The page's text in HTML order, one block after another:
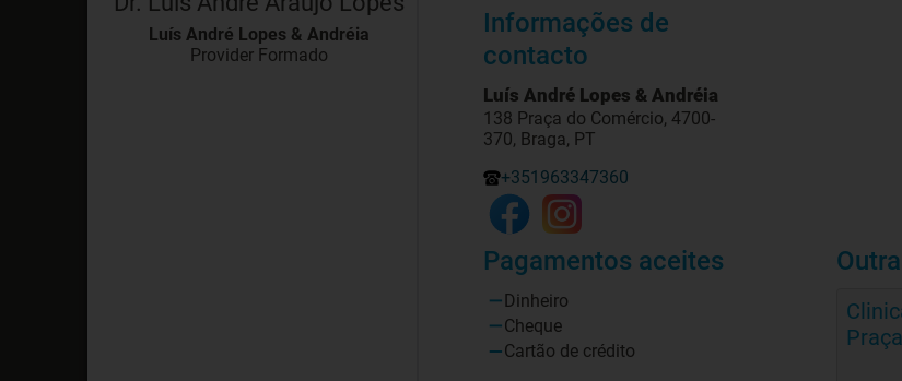
Luís André Lopes & Andréia
Provider Formado
Informações de
contacto
Luís André Lopes & Andréia
138 Praça do Comércio, 4700-
370, Braga, PT
+351963347360
Pagamentos aceites
Dinheiro
Cheque
Cartão de crédito
Praça